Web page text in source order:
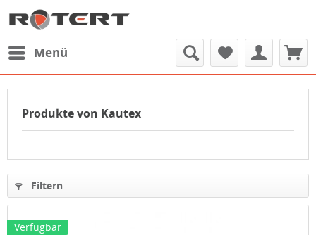
Menü
Produkte von Kautex
Filtern
Verfügbar